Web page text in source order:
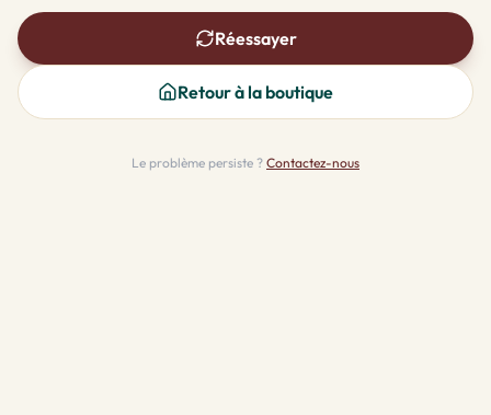
Réessayer
Retour à la boutique
Le problème persiste ? Contactez-nous